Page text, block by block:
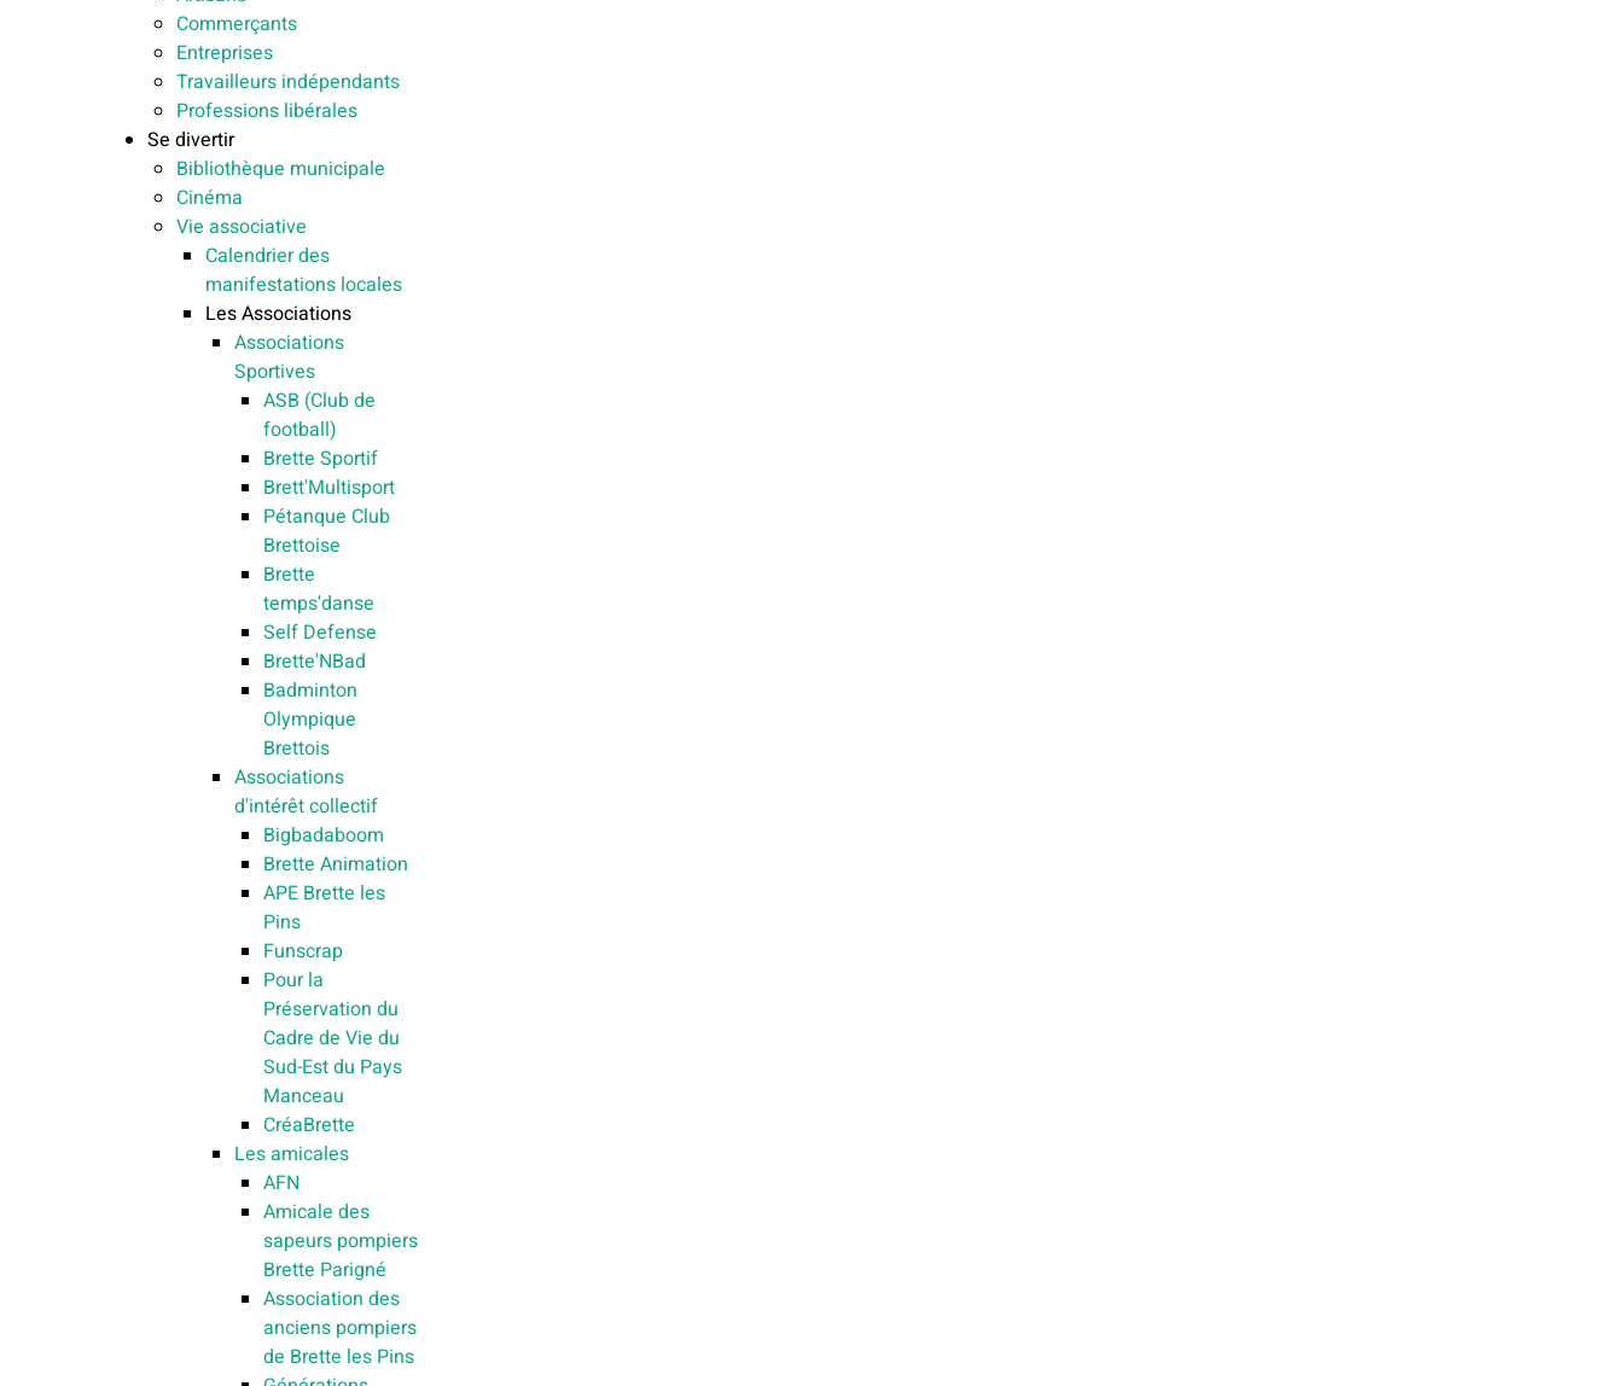
Commerçants
Entreprises
Travailleurs indépendants
Professions libérales
Se divertir
Bibliothèque municipale
Cinéma
Vie associative
Calendrier des
manifestations locales
Les Associations
Associations
Sportives
ASB (Club de
football)
Brette Sportif
Brett'Multisport
Pétanque Club
Brettoise
Brette
temps'danse
Self Defense
Brette'NBad
Badminton
Olympique
Brettois
Associations
d'intérêt collectif
Bigbadaboom
Brette Animation
APE Brette les
Pins
Funscrap
Pour la
Préservation du
Cadre de Vie du
Sud-Est du Pays
Manceau
CréaBrette
Les amicales
AFN
Amicale des
sapeurs pompiers
Brette Parigné
Association des
anciens pompiers
de Brette les Pins